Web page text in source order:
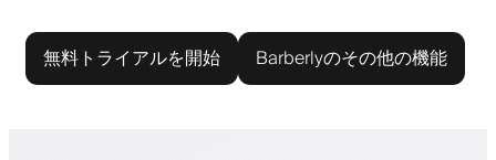
無料トライアルを開始 Barberlyのその他の機能